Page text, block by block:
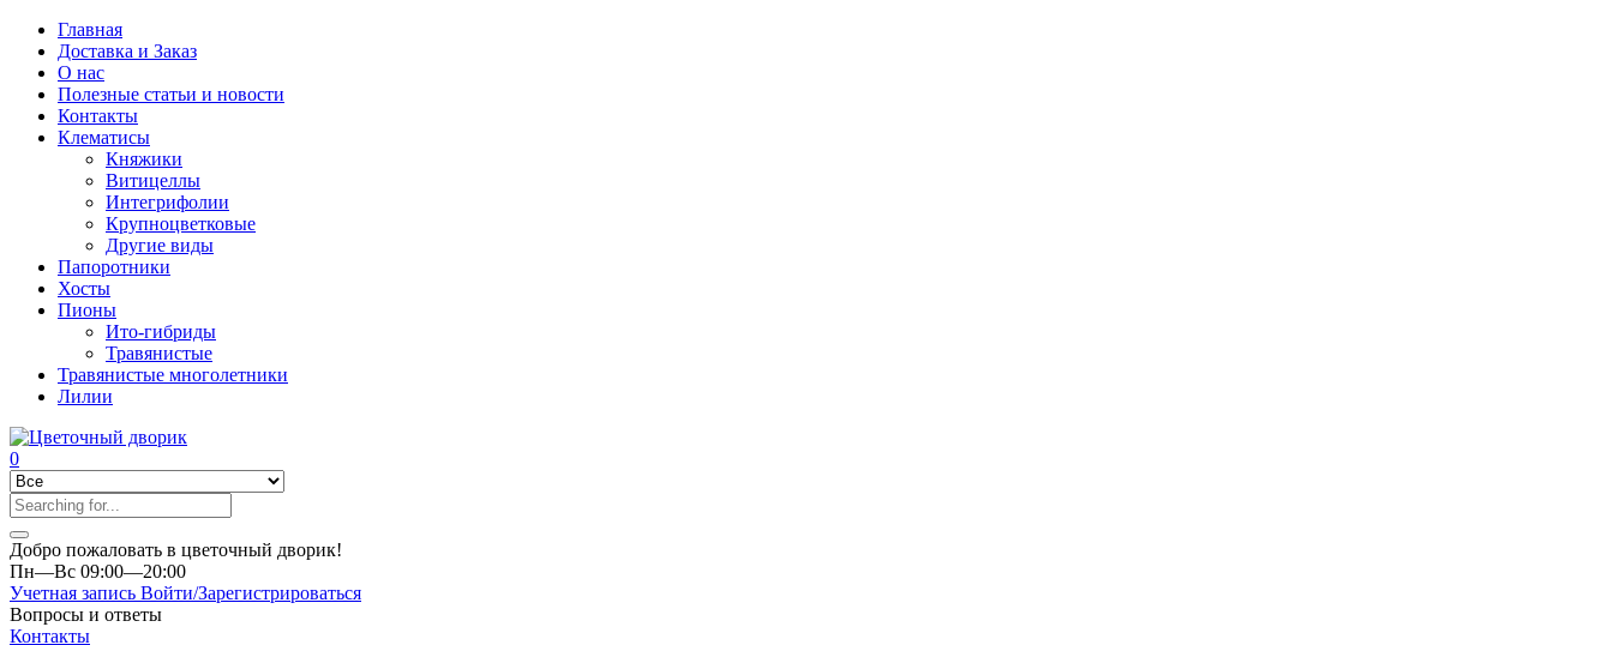
Главная
Доставка и Заказ
О нас
Полезные статьи и новости
Контакты
Клематисы
Княжики
Витицеллы
Интегрифолии
Крупноцветковые
Другие виды
Папоротники
Хосты
Пионы
Ито-гибриды
Травянистые
Травянистые многолетники
Лилии
0
Добро пожаловать в цветочный дворик!
Пн—Вс 09:00—20:00
Учетная запись Войти/Зарегистрироваться
Вопросы и ответы
Контакты